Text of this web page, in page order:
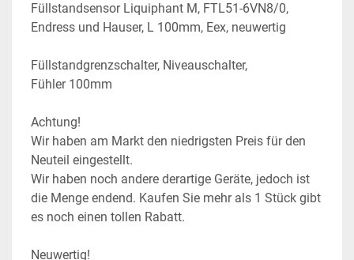
Füllstandsensor Liquiphant M, FTL51-6VN8/0,
Endress und Hauser, L 100mm, Eex, neuwertig
Füllstandgrenzschalter, Niveauschalter,
Fühler 100mm
Achtung!
Wir haben am Markt den niedrigsten Preis für den
Neuteil eingestellt.
Wir haben noch andere derartige Geräte, jedoch ist
die Menge endend. Kaufen Sie mehr als 1 Stück gibt
es noch einen tollen Rabatt.
Neuwertig!